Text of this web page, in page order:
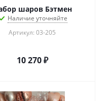
шаров Бэтмен
Наличие уточняйте
Артикул: 03-205
10 270₽